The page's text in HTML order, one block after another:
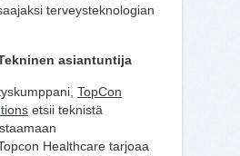
terveysteknologian
asiantuntija
TopCon
etsii teknistä
Healthcare tarjoaa